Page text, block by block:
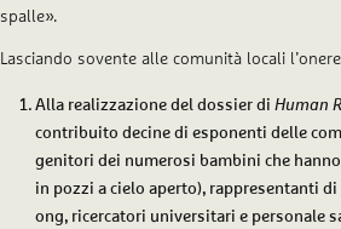
spalle».
Lasciando sovente alle comunità locali
Alla realizzazione del dossier di Human
contribuito decine di esponenti delle
genitori dei numerosi bambini che
in pozzi a cielo aperto), rappresentanti
ong, ricercatori universitari e personale